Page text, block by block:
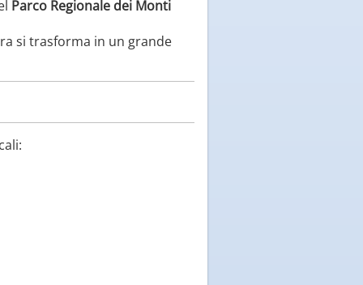
Parco Regionale dei Monti
si trasforma in un grande